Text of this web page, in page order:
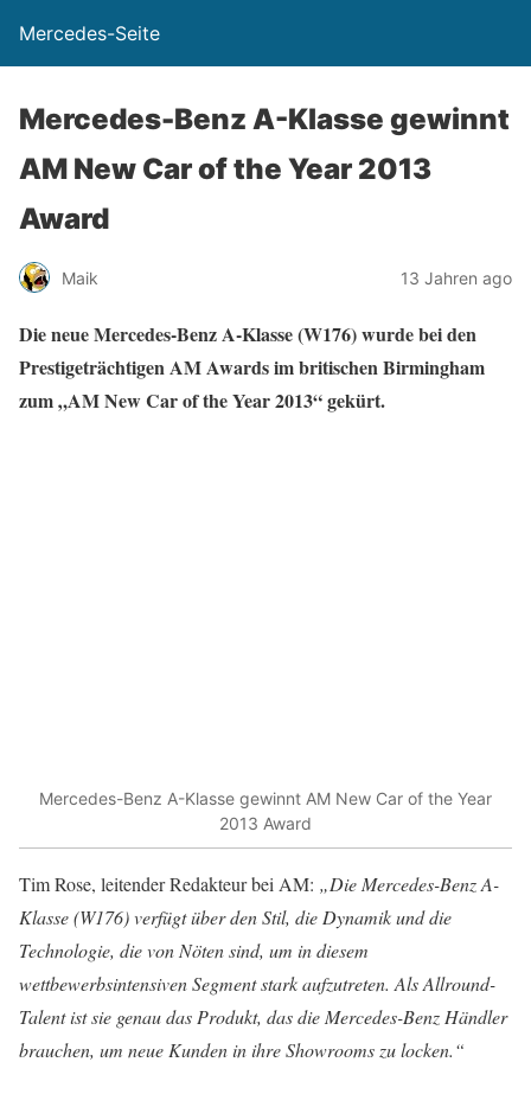
Mercedes-Seite
Mercedes-Benz A-Klasse gewinnt
AM New Car of the Year 2013
Award
Maik 13 Jahren ago
Die neue Mercedes-Benz A-Klasse (W176) wurde bei den
Prestigeträchtigen AM Awards im britischen Birmingham
zum „AM New Car of the Year 2013“ gekürt.
Mercedes-Benz A-Klasse gewinnt AM New Car of the Year
2013 Award
Tim Rose, leitender Redakteur bei AM: „Die Mercedes-Benz A-
Klasse (W176) verfügt über den Stil, die Dynamik und die
Technologie, die von Nöten sind, um in diesem
wettbewerbsintensiven Segment stark aufzutreten. Als Allround-
Talent ist sie genau das Produkt, das die Mercedes-Benz Händler
brauchen, um neue Kunden in ihre Showrooms zu locken.“